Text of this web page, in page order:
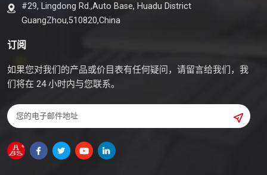
#29, Lingdong Rd.,Auto Base, Huadu District
GuangZhou,510820,China
订阅
如果您对我们的产品或价目表有任何疑问，请留言给我们，我
们将在 24 小时内与您联系。